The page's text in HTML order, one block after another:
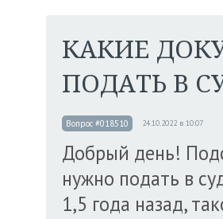
КАКИЕ
ПОДАТЬ В
Вопрос #018510 24.10.2022 в 10:07
Добрый день!
нужно подать в
1,5 года назад,